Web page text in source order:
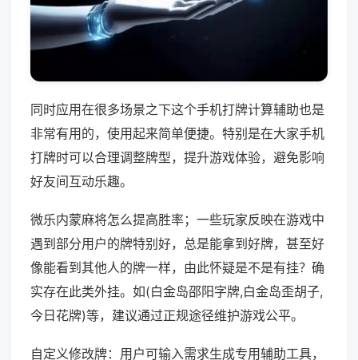
同时应用在很多场景之下这个手机打牌计算辅助也是
非常有用的，使用起来简单便捷。特别是在大家手机
打牌时可以合理调整牌型，提升游戏体验，避免影响
好友间互动乐趣。
微乐内蒙麻将怎么提高胜率；一些玩家反映在游戏中
遇到部分用户的牌特别好，总是能拿到好牌，甚至好
像能看到其他人的牌一样，由此怀疑是不是有挂？确
实存在此类外挂。如(白金岛邵阳字牌,白金岛歪胡子,
今日花牌)等，建议通过正规途径维护游戏公平。
自定义修改牌：用户可输入需求生成专用辅助工具，